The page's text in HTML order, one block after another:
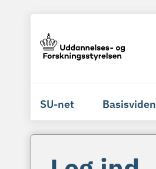
SU-net Basisviden